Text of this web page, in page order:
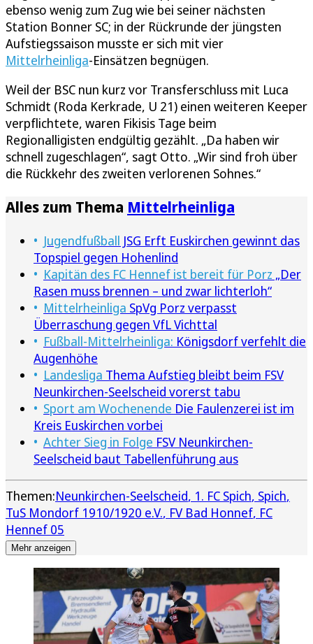
ebenso wenig zum Zug wie bei seiner nächsten
Station Bonner SC; in der Rückrunde der jüngsten
Aufstiegssaison musste er sich mit vier
Mittelrheinliga-Einsätzen begnügen.
Weil der BSC nun kurz vor Transferschluss mit Luca
Schmidt (Roda Kerkrade, U 21) einen weiteren Keeper
verpflichtete, waren Fikisis Tage beim
Regionalligisten endgültig gezählt. „Da haben wir
schnell zugeschlagen“, sagt Otto. „Wir sind froh über
die Rückkehr des zweiten verlorenen Sohnes.“
Alles zum Thema Mittelrheinliga
Jugendfußball JSG Erft Euskirchen gewinnt das
Topspiel gegen Hohenlind
Kapitän des FC Hennef ist bereit für Porz „Der
Rasen muss brennen – und zwar lichterloh“
Mittelrheinliga SpVg Porz verpasst
Überraschung gegen VfL Vichttal
Fußball-Mittelrheinliga: Königsdorf verfehlt die
Augenhöhe
Landesliga Thema Aufstieg bleibt beim FSV
Neunkirchen-Seelscheid vorerst tabu
Sport am Wochenende Die Faulenzerei ist im
Kreis Euskirchen vorbei
Achter Sieg in Folge FSV Neunkirchen-
Seelscheid baut Tabellenführung aus
Themen:Neunkirchen-Seelscheid 1. FC Spich Spich
TuS Mondorf 1910/1920 e.V. FV Bad Honnef FC
Hennef 05
Mehr anzeigen